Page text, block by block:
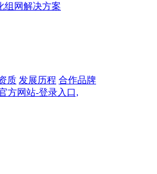
组网解决方案
质 发展历程 合作品牌
方网站-登录入口,